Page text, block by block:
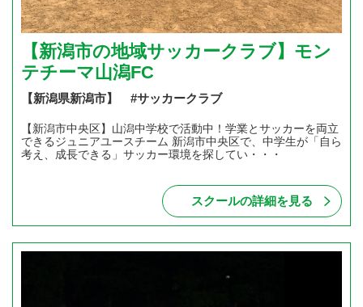
【新潟市の地域サッカークラブ】モン
テチーマ山潟FC
【新潟県新潟市】 #サッカークラブ
【新潟市中央区】山潟中学校で活動中！学業とサッカーを両立
できるジュニアユースチーム 新潟市中央区で、中学生が「自ら
考え、成長できる」サッカー環境を探してい・・・
スクールの詳細を見る